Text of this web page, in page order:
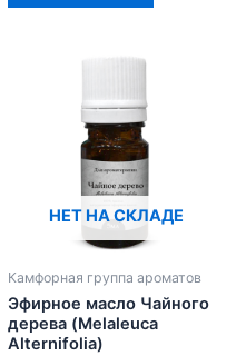
НЕТ НА СКЛАДЕ
Камфорная группа ароматов
Эфирное масло Чайного
дерева (Melaleuca
Alternifolia)